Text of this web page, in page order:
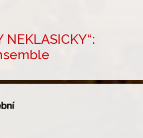
NEKLASICKY“: